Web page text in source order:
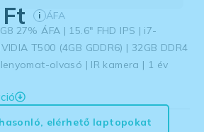
Ft i ÁFA
27% ÁFA | 15.6″ FHD IPS | i7-
T500 (4GB GDDR6) | 32GB DDR4
olvasó | IR kamera | 1 év
elérhető laptopokat